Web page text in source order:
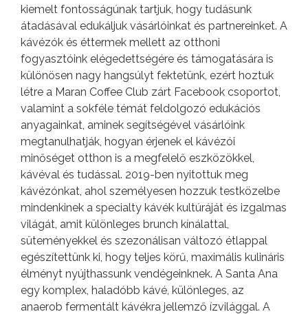
kiemelt fontosságúnak tartjuk, hogy tudásunk
átadásával edukáljuk vásárlóinkat és partnereinket. A
kávézók és éttermek mellett az otthoni
fogyasztóink elégedettségére és támogatására is
különösen nagy hangsúlyt fektetünk, ezért hoztuk
létre a Maran Coffee Club zárt Facebook csoportot,
valamint a sokféle témát feldolgozó edukációs
anyagainkat, aminek segítségével vásárlóink
megtanulhatják, hogyan érjenek el kávézói
minőséget otthon is a megfelelő eszközökkel,
kávéval és tudással. 2019-ben nyitottuk meg
kávézónkat, ahol személyesen hozzuk testközelbe
mindenkinek a specialty kávék kultúráját és izgalmas
világát, amit különleges brunch kínálattal,
süteményekkel és szezonálisan változó étlappal
egészítettünk ki, hogy teljes körű, maximális kulináris
élményt nyújthassunk vendégeinknek. A Santa Ana
egy komplex, haladóbb kávé, különleges, az
anaerob fermentált kávékra jellemző ízvilággal. A